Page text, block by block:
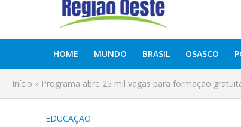
HOME MUNDO BRASIL OSASCO
Início » Programa abre 25 mil vagas para formação
EDUCAÇÃO